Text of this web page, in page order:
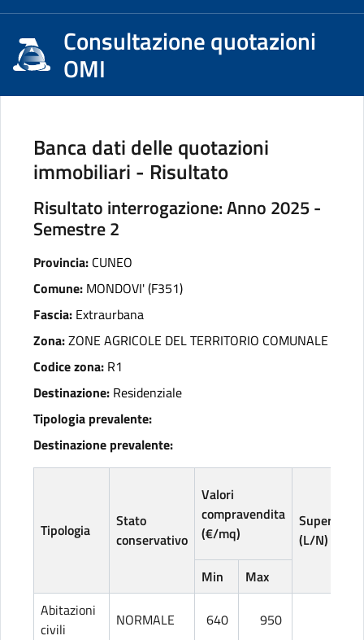
Consultazione quotazioni
OMI
Banca dati delle quotazioni
immobiliari - Risultato
Risultato interrogazione: Anno 2025 -
Semestre 2
Provincia: CUNEO
Comune: MONDOVI' (F351)
Fascia: Extraurbana
Zona:ZONE AGRICOLE DEL TERRITORIO COMUNALE
Codice zona: R1
Destinazione: Residenziale
Tipologia prevalente:
Destinazione prevalente:
Tipologia
Stato
conservativo
Valori
compravendita
(€/mq)
Superficie
(L/N)
Min
Max
Abitazioni
civili
NORMALE 640 950